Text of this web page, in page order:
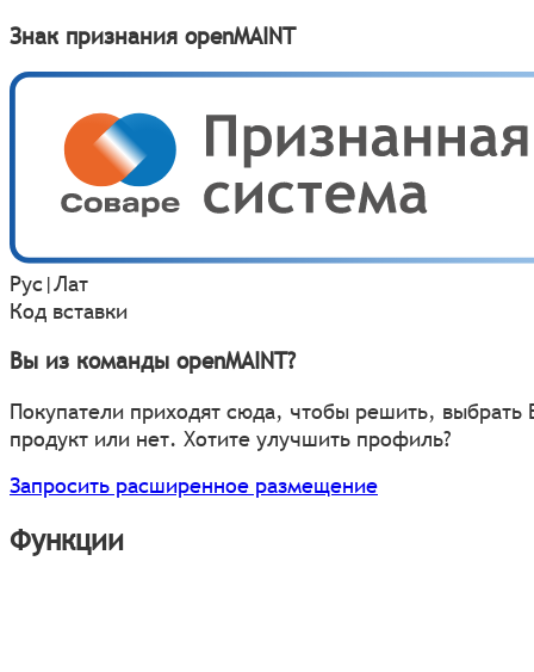
Знак признания openMAINT
Рус|Лат
Код вставки
Вы из команды openMAINT?
Покупатели приходят сюда, чтобы решить, выбрать
продукт или нет. Хотите улучшить профиль?
Запросить расширенное размещение
Функции